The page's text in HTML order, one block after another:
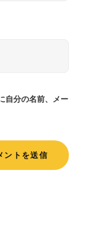
自分の名前、メー